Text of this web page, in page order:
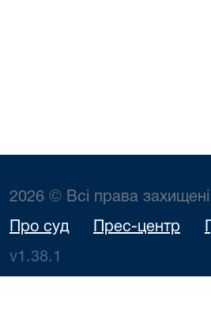
2026 © Всі права захищені
Про суд Прес-центр
v1.38.1